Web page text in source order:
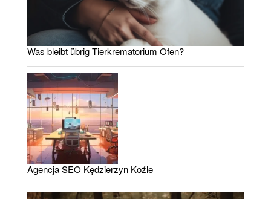
Was bleibt übrig Tierkrematorium Ofen?
Agencja SEO Kędzierzyn Koźle